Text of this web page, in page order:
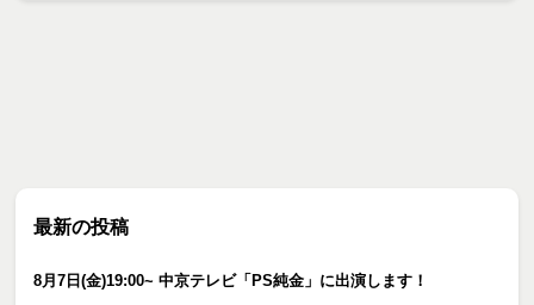
最新の投稿
8月7日(金)19:00~ 中京テレビ「PS純金」に出演します！